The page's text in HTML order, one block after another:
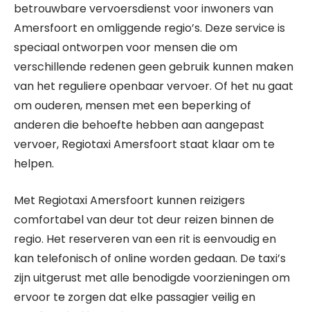
betrouwbare vervoersdienst voor inwoners van
Amersfoort en omliggende regio’s. Deze service is
speciaal ontworpen voor mensen die om
verschillende redenen geen gebruik kunnen maken
van het reguliere openbaar vervoer. Of het nu gaat
om ouderen, mensen met een beperking of
anderen die behoefte hebben aan aangepast
vervoer, Regiotaxi Amersfoort staat klaar om te
helpen.
Met Regiotaxi Amersfoort kunnen reizigers
comfortabel van deur tot deur reizen binnen de
regio. Het reserveren van een rit is eenvoudig en
kan telefonisch of online worden gedaan. De taxi’s
zijn uitgerust met alle benodigde voorzieningen om
ervoor te zorgen dat elke passagier veilig en